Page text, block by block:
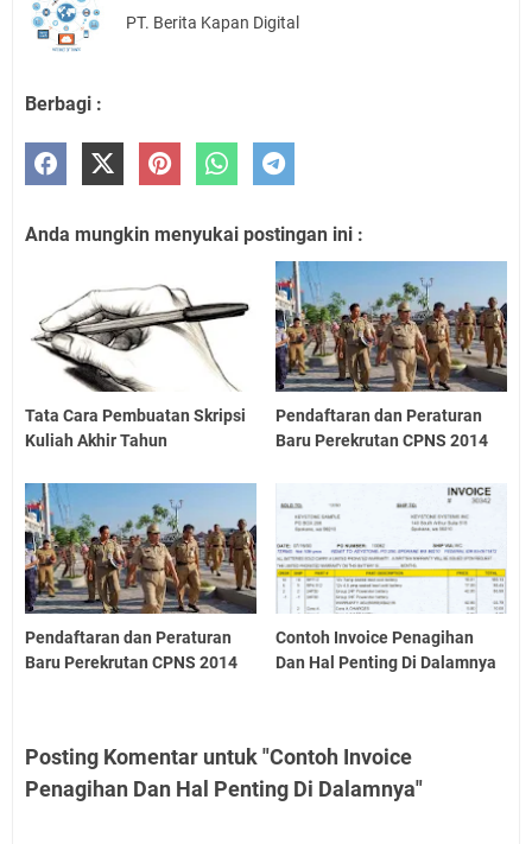
PT. Berita Kapan Digital
Berbagi :
Anda mungkin menyukai postingan ini :
Tata Cara Pembuatan Skripsi
Kuliah Akhir Tahun
Pendaftaran dan Peraturan
Baru Perekrutan CPNS 2014
Pendaftaran dan Peraturan
Baru Perekrutan CPNS 2014
Contoh Invoice Penagihan
Dan Hal Penting Di Dalamnya
Posting Komentar untuk "Contoh Invoice
Penagihan Dan Hal Penting Di Dalamnya"